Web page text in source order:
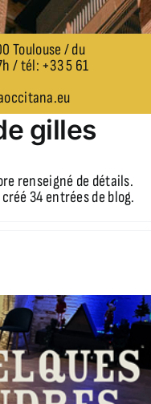
Toulouse / du
/ tél: +33 5 61
gilles
renseigné de détails.
34 entrées de blog.